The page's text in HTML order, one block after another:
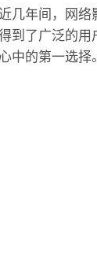
几年间，网络
到了广泛的用
的第一选择。